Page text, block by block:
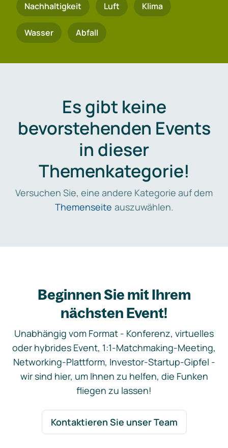
Nachhaltigkeit Luft Klima
Wasser Abfall
Es gibt keine
bevorstehenden Events
in dieser
Themenkategorie!
Versuchen Sie, eine andere Kategorie auf dem
Themenseite auszuwählen.
Beginnen Sie mit Ihrem
nächsten Event!
Unabhängig vom Format - Konferenz, virtuelles
oder hybrides Event, 1:1-Matchmaking-Meeting,
Networking-Plattform, Investor-Startup-Gipfel -
wir sind hier, um Ihnen zu helfen, die Funken
fliegen zu lassen!
Kontaktieren Sie unser Team